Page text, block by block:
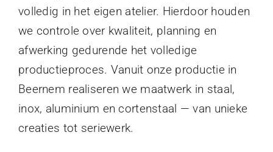
volledig in het eigen atelier. Hierdoor houden
we controle over kwaliteit, planning en
afwerking gedurende het volledige
productieproces. Vanuit onze productie in
Beernem realiseren we maatwerk in staal,
inox, aluminium en cortenstaal — van unieke
creaties tot seriewerk.